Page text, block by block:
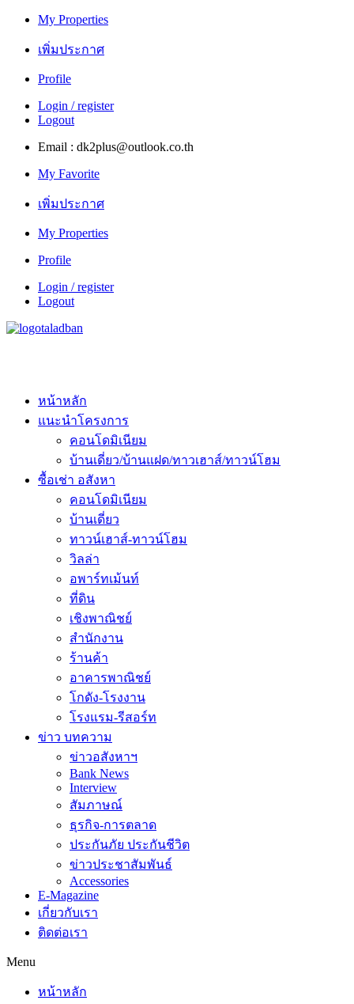
My Properties
เพิ่มประกาศ
Profile
Login / register
Logout
Email : dk2plus@outlook.co.th
My Favorite
เพิ่มประกาศ
My Properties
Profile
Login / register
Logout
หน้าหลัก
แนะนำโครงการ
คอนโดมิเนียม
บ้านเดี่ยว/บ้านแฝด/ทาวเฮาส์/ทาวน์โฮม
ซื้อเช่า อสังหา
คอนโดมิเนียม
บ้านเดี่ยว
ทาวน์เฮาส์-ทาวน์โฮม
วิลล่า
อพาร์ทเม้นท์
ที่ดิน
เชิงพาณิชย์
สำนักงาน
ร้านค้า
อาคารพาณิชย์
โกดัง-โรงงาน
โรงแรม-รีสอร์ท
ข่าว บทความ
ข่าวอสังหาฯ
Bank News
Interview
สัมภาษณ์
ธุรกิจ-การตลาด
ประกันภัย ประกันชีวิต
ข่าวประชาสัมพันธ์
Accessories
E-Magazine
เกี่ยวกับเรา
ติดต่อเรา
Menu
หน้าหลัก